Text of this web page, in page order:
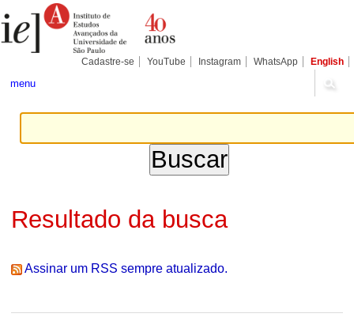
para
conteúdo.
Pessoais
Cadastre-se YouTube Instagram WhatsApp English
menu
Resultado da busca
Assinar um RSS sempre atualizado.